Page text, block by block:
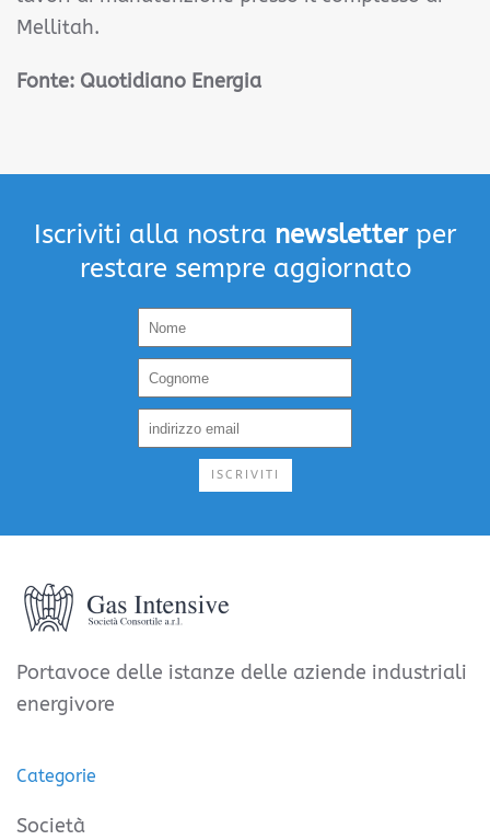
Mellitah.
Fonte: Quotidiano Energia
Iscriviti alla nostra newsletterper
restare sempre aggiornato
ISCRIVITI
Portavoce delle istanze delle aziende industriali
energivore
Categorie
Società